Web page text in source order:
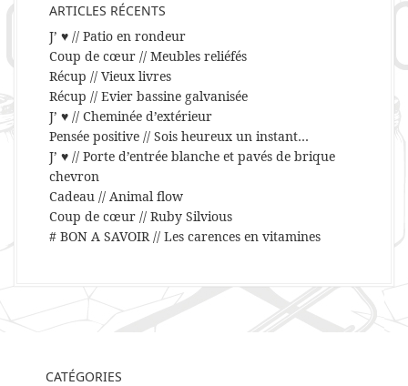
ARTICLES RÉCENTS
J’ ♥ // Patio en rondeur
Coup de cœur // Meubles reliéfés
Récup // Vieux livres
Récup // Evier bassine galvanisée
J’ ♥ // Cheminée d’extérieur
Pensée positive // Sois heureux un instant…
J’ ♥ // Porte d’entrée blanche et pavés de brique
chevron
Cadeau // Animal flow
Coup de cœur // Ruby Silvious
# BON A SAVOIR // Les carences en vitamines
CATÉGORIES